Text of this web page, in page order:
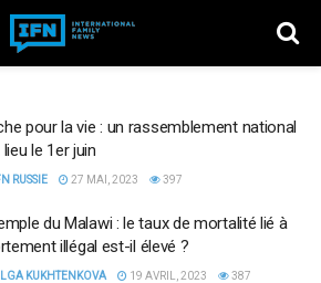
pour la vie : un rassemblement national
le 1er juin
RUSSIE 27 MAI, 2023 397
du Malawi : le taux de mortalité lié à
illégal est-il élevé ?
KUKHTENKOVA 19 AVRIL, 2023 387